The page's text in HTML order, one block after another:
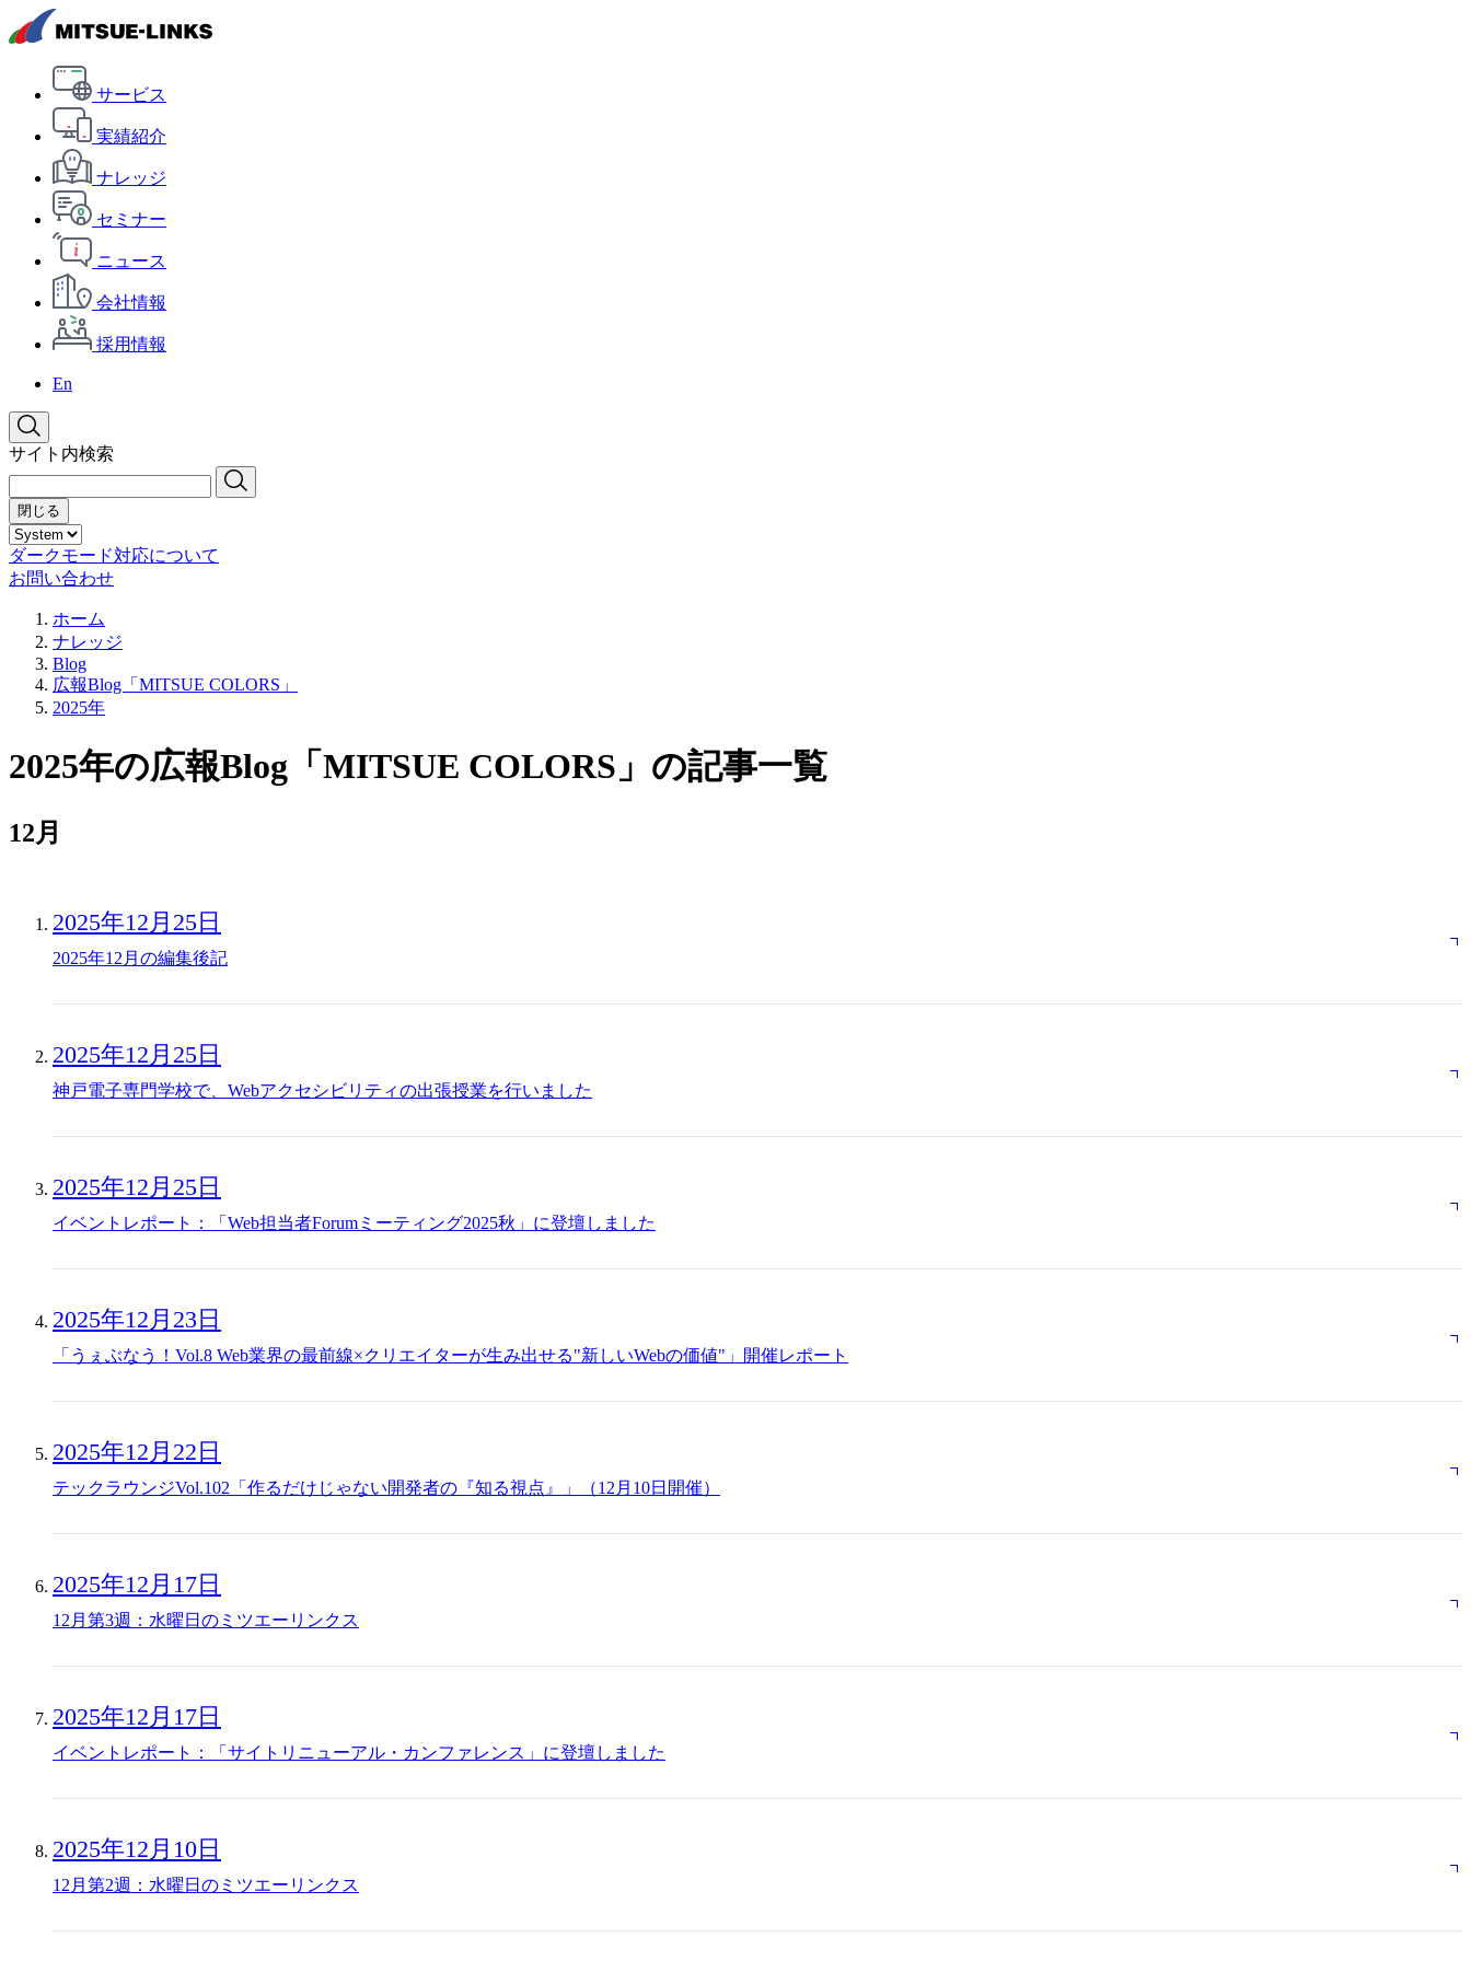
サービス
実績紹介
ナレッジ
セミナー
ニュース
会社情報
採用情報
En
サイト内検索
閉じる
ダークモード対応について
お問い合わせ
ホーム
ナレッジ
Blog
広報Blog「MITSUE COLORS」
2025年
2025年の広報Blog「MITSUE COLORS」の記事一覧
12月
2025年12月25日
2025年12月の編集後記
2025年12月25日
神戸電子専門学校で、Webアクセシビリティの出張授業を行いました
2025年12月25日
イベントレポート：「Web担当者Forumミーティング2025秋」に登壇しました
2025年12月23日
「うぇぶなう！Vol.8 Web業界の最前線×クリエイターが生み出せる"新しいWebの価値"」開催レポート
2025年12月22日
テックラウンジVol.102「作るだけじゃない開発者の『知る視点』」（12月10日開催）
2025年12月17日
12月第3週：水曜日のミツエーリンクス
2025年12月17日
イベントレポート：「サイトリニューアル・カンファレンス」に登壇しました
2025年12月10日
12月第2週：水曜日のミツエーリンクス